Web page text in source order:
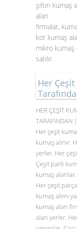
şifon kumaş
alan
firmalar,
kot kumaş
mikro kumaş
satılır.
Her Çeşit
HER ÇEŞİT
TARAFINDAN
Her çeşit
kumaş alınır.
yerler. Her
Çeşit parti
kumaş
Her çeşit
kumaş alımı
kumaş alan
alan yerler.